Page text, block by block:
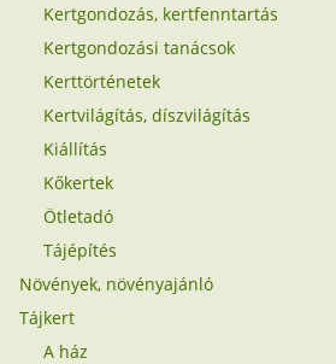
Kertgondozás, kertfenntartás
Kertgondozási tanácsok
Kerttörténetek
Kertvilágítás, díszvilágítás
Kiállítás
Kőkertek
Ötletadó
Tájépítés
Növények, növényajánló
Tájkert
A ház